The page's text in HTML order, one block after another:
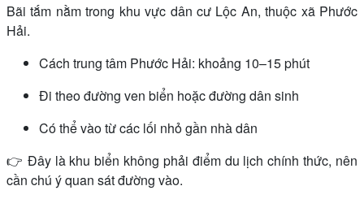
Bãi tắm nằm trong khu vực dân cư Lộc An, thuộc xã Phước
Hải.
Cách trung tâm Phước Hải: khoảng 10–15 phút
Đi theo đường ven biển hoặc đường dân sinh
Có thể vào từ các lối nhỏ gần nhà dân
👉 Đây là khu biển không phải điểm du lịch chính thức, nên
cần chú ý quan sát đường vào.